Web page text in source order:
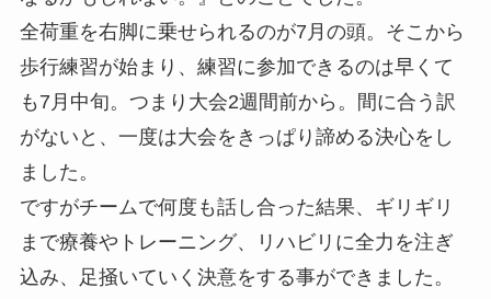
全荷重を右脚に乗せられるのが7月の頭。そこから
歩行練習が始まり、練習に参加できるのは早くて
も7月中旬。つまり大会2週間前から。間に合う訳
がないと、一度は大会をきっぱり諦める決心をし
ました。
ですがチームで何度も話し合った結果、ギリギリ
まで療養やトレーニング、リハビリに全力を注ぎ
込み、足掻いていく決意をする事ができました。